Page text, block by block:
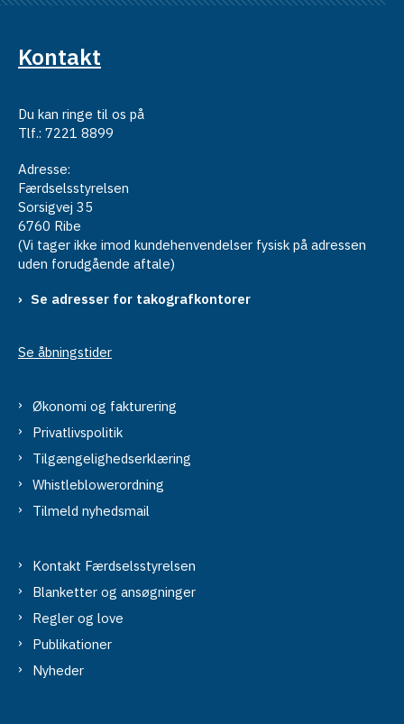
Kontakt
Du kan ringe til os på
Tlf.: 7221 8899
Adresse:
Færdselsstyrelsen
Sorsigvej 35
6760 Ribe
(Vi tager ikke imod kundehenvendelser fysisk på adressen
uden forudgående aftale)
Se adresser for takografkontorer
Se åbningstider
Økonomi og fakturering
Privatlivspolitik
Tilgængelighedserklæring
Whistleblowerordning
Tilmeld nyhedsmail
Kontakt Færdselsstyrelsen
Blanketter og ansøgninger
Regler og love
Publikationer
Nyheder